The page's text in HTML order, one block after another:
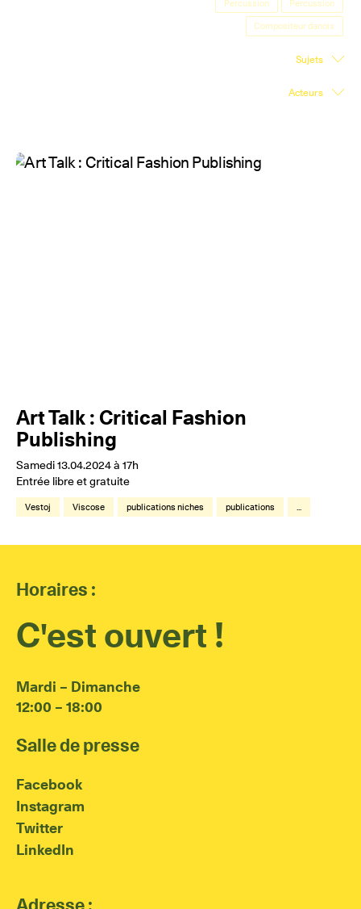
En
Percussion
Percussion
Compositeur danois
Sujets
Acteurs
Art Talk : Critical Fashion
Publishing
Samedi 13.04.2024 à 17h
Entrée libre et gratuite
Vestoj Viscose publications niches publications ...
Horaires :
C'est ouvert !
Mardi – Dimanche
12:00 – 18:00
Salle de presse
Facebook
Instagram
Twitter
LinkedIn